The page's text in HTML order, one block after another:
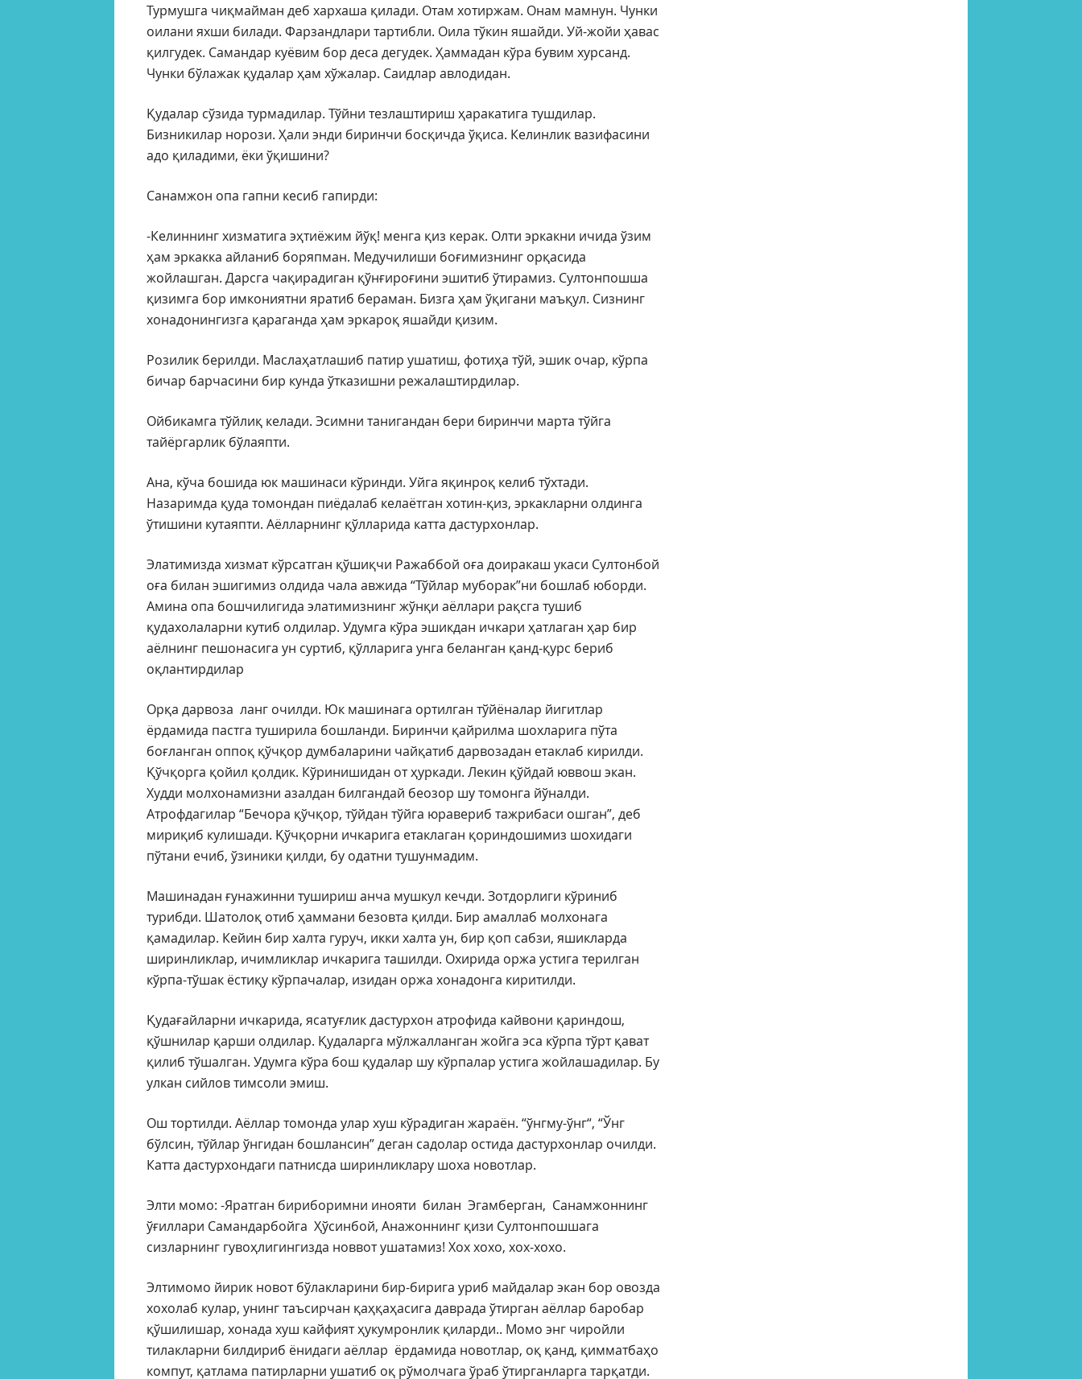
Турмушга чиқмайман деб хархаша қилади. Отам хотиржам. Онам мамнун. Чунки
оилани яхши билади. Фарзандлари тартибли. Оила тўкин яшайди. Уй-жойи ҳавас
қилгудек. Самандар куёвим бор деса дегудек. Ҳаммадан кўра бувим хурсанд.
Чунки бўлажак қудалар ҳам хўжалар. Саидлар авлодидан.
Қудалар сўзида турмадилар. Тўйни тезлаштириш ҳаракатига тушдилар.
Бизникилар норози. Ҳали энди биринчи босқичда ўқиса. Келинлик вазифасини
адо қиладими, ёки ўқишини?
Санамжон опа гапни кесиб гапирди:
-Келиннинг хизматига эҳтиёжим йўқ! менга қиз керак. Олти эркакни ичида ўзим
ҳам эркакка айланиб боряпман. Медучилиши боғимизнинг орқасида
жойлашган. Дарсга чақирадиган қўнғироғини эшитиб ўтирамиз. Султонпошша
қизимга бор имкониятни яратиб бераман. Бизга ҳам ўқигани маъқул. Сизнинг
хонадонингизга қараганда ҳам эркароқ яшайди қизим.
Розилик берилди. Маслаҳатлашиб патир ушатиш, фотиҳа тўй, эшик очар, кўрпа
бичар барчасини бир кунда ўтказишни режалаштирдилар.
Ойбикамга тўйлиқ келади. Эсимни танигандан бери биринчи марта тўйга
тайёргарлик бўлаяпти.
Ана, кўча бошида юк машинаси кўринди. Уйга яқинроқ келиб тўхтади.
Назаримда қуда томондан пиёдалаб келаётган хотин-қиз, эркакларни олдинга
ўтишини кутаяпти. Аёлларнинг қўлларида катта дастурхонлар.
Элатимизда хизмат кўрсатган қўшиқчи Ражаббой оға доиракаш укаси Султонбой
оға билан эшигимиз олдида чала авжида “Тўйлар муборак”ни бошлаб юборди.
Амина опа бошчилигида элатимизнинг жўнқи аёллари рақсга тушиб
қудахолаларни кутиб олдилар. Удумга кўра эшикдан ичкари ҳатлаган ҳар бир
аёлнинг пешонасига ун суртиб, қўлларига унга беланган қанд-қурс бериб
оқлантирдилар
Орқа дарвоза ланг очилди. Юк машинага ортилган тўйёналар йигитлар
ёрдамида пастга туширила бошланди. Биринчи қайрилма шохларига пўта
боғланган оппоқ қўчқор думбаларини чайқатиб дарвозадан етаклаб кирилди.
Қўчқорга қойил қолдик. Кўринишидан от ҳуркади. Лекин қўйдай юввош экан.
Худди молхонамизни азалдан билгандай беозор шу томонга йўналди.
Атрофдагилар “Бечора қўчқор, тўйдан тўйга юравериб тажрибаси ошган”, деб
мириқиб кулишади. Қўчқорни ичкарига етаклаган қориндошимиз шохидаги
пўтани ечиб, ўзиники қилди, бу одатни тушунмадим.
Машинадан ғунажинни тушириш анча мушкул кечди. Зотдорлиги кўриниб
турибди. Шатолоқ отиб ҳаммани безовта қилди. Бир амаллаб молхонага
қамадилар. Кейин бир халта гуруч, икки халта ун, бир қоп сабзи, яшикларда
ширинликлар, ичимликлар ичкарига ташилди. Охирида оржа устига терилган
кўрпа-тўшак ёстиқу кўрпачалар, изидан оржа хонадонга киритилди.
Қудағайларни ичкарида, ясатуғлик дастурхон атрофида кайвони қариндош,
қўшнилар қарши олдилар. Қудаларга мўлжалланган жойга эса кўрпа тўрт қават
қилиб тўшалган. Удумга кўра бош қудалар шу кўрпалар устига жойлашадилар. Бу
улкан сийлов тимсоли эмиш.
Ош тортилди. Аёллар томонда улар хуш кўрадиган жараён. “ўнгму-ўнг“, “Ўнг
бўлсин, тўйлар ўнгидан бошлансин” деган садолар остида дастурхонлар очилди.
Катта дастурхондаги патнисда ширинликлару шоха новотлар.
Элти момо: -Яратган бириборимни инояти билан Эгамберган, Санамжоннинг
ўғиллари Самандарбойга Ҳўсинбой, Анажоннинг қизи Султонпошшага
сизларнинг гувоҳлигингизда новвот ушатамиз! Хох хохо, хох-хохо.
Элтимомо йирик новот бўлакларини бир-бирига уриб майдалар экан бор овозда
хохолаб кулар, унинг таъсирчан қаҳқаҳасига даврада ўтирган аёллар баробар
қўшилишар, хонада хуш кайфият ҳукумронлик қиларди.. Момо энг чиройли
тилакларни билдириб ёнидаги аёллар ёрдамида новотлар, оқ қанд, қимматбаҳо
компут, қатлама патирларни ушатиб оқ рўмолчага ўраб ўтирганларга тарқатди.